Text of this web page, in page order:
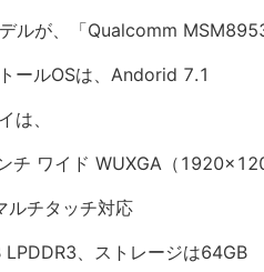
デルが、「Qualcomm
ールOSは、Andorid 7.1
は、
チ ワイド WUXGA（
ルチタッチ対応
LPDDR3、ストレージは64GB